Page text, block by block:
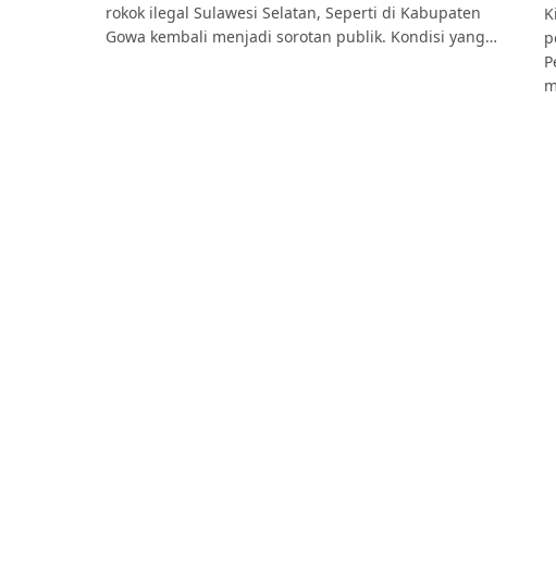
rokok ilegal Sulawesi Selatan, Seperti di Kabupaten
Gowa kembali menjadi sorotan publik. Kondisi yang…